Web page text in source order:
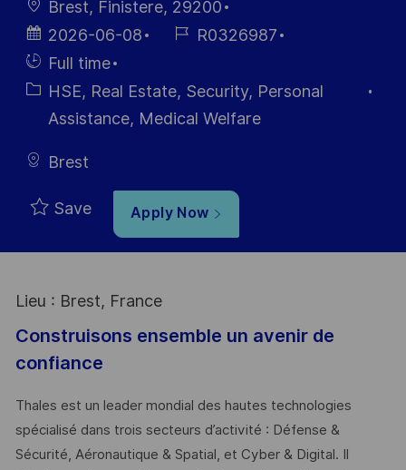
LocationBrest, Finistere, 29200
Posted
Date
2026-06-08
Job R0326987
Hiring
Type
Full time
CategoryHSE, Real Estate, Security, Personal
Assistance, Medical Welfare
Brest
Save Apply Now
Lieu : Brest, France
Construisons ensemble un avenir de
confiance
Thales est un leader mondial des hautes technologies
spécialisé dans trois secteurs d’activité : Défense &
Sécurité, Aéronautique & Spatial, et Cyber & Digital. Il